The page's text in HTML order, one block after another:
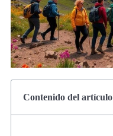
Contenido del artículo